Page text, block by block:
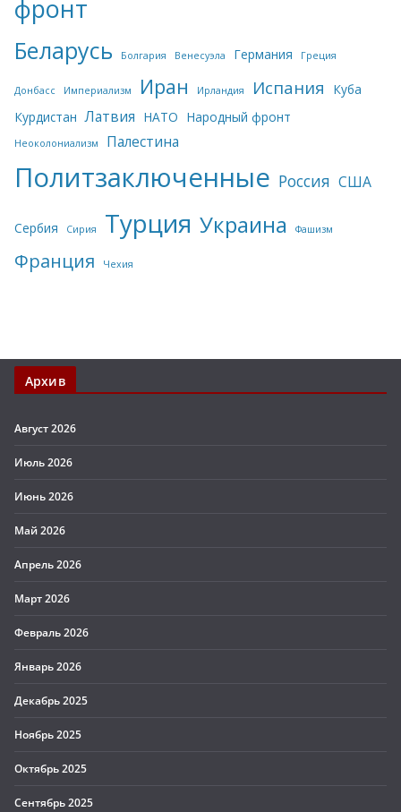
фронт
Беларусь Болгария Венесуэла Германия Греция
Донбасс Империализм Иран Ирландия Испания
Куба
Курдистан Латвия НАТО Народный фронт
Неоколониализм Палестина
Политзаключенные Россия США
Сербия Сирия Турция Украина Фашизм
Франция Чехия
Архив
Август 2026
Июль 2026
Июнь 2026
Май 2026
Апрель 2026
Март 2026
Февраль 2026
Январь 2026
Декабрь 2025
Ноябрь 2025
Октябрь 2025
Сентябрь 2025